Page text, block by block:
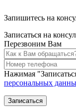
Запишитесь на
Записаться на
Перезвоним Вам
Нажимая
персональных